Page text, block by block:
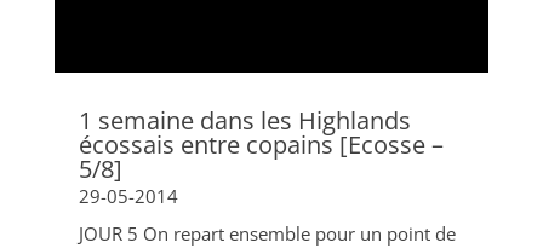
1 semaine dans les Highlands
écossais entre copains [Ecosse –
5/8]
29-05-2014
JOUR 5 On repart ensemble pour un point de